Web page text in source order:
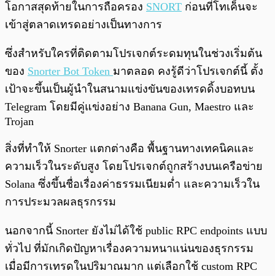
โอกาสสุดท้ายในการถือครอง SNORT ก่อนที่โทเค็นจะ
เข้าสู่ตลาดเทรดอย่างเป็นทางการ
ซึ่งสำหรับใครที่ติดตามโปรเจกต์ระดมทุนในช่วงเริ่มต้น
ของ Snorter Bot Token มาตลอด คงรู้ดีว่าโปรเจกต์นี้ ตั้ง
เป้าจะขึ้นเป็นผู้นำในสนามแข่งขันของเทรดดิ้งบอทบน
Telegram โดยมีคู่แข่งอย่าง Banana Gun, Maestro และ
Trojan
สิ่งที่ทำให้ Snorter แตกต่างคือ พื้นฐานทางเทคนิคและ
ความเร็วในระดับสูง โดยโปรเจกต์ถูกสร้างบนเครือข่าย
Solana ซึ่งขึ้นชื่อเรื่องค่าธรรมเนียมต่ำ และความเร็วใน
การประมวลผลธุรกรรม
นอกจากนี้ Snorter ยังไม่ได้ใช้ public RPC endpoints แบบ
ทั่วไป ที่มักเกิดปัญหาเรื่องความหนาแน่นของธุรกรรม
เมื่อมีการเทรดในปริมาณมาก แต่เลือกใช้ custom RPC